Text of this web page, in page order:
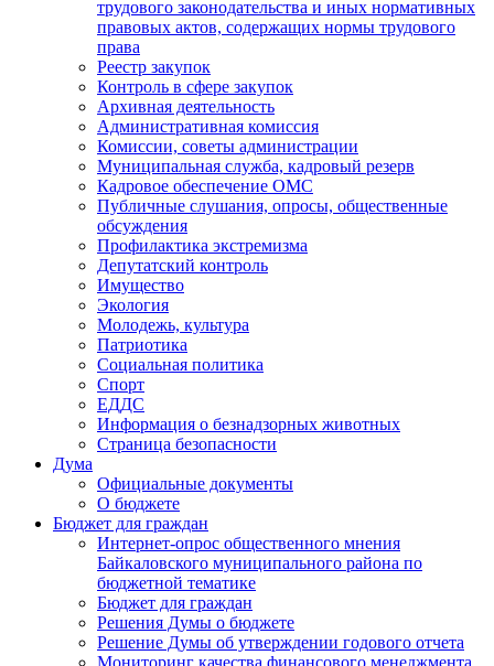
трудового законодательства и иных нормативных
правовых актов, содержащих нормы трудового
права
Реестр закупок
Контроль в сфере закупок
Архивная деятельность
Административная комиссия
Комиссии, советы администрации
Муниципальная служба, кадровый резерв
Кадровое обеспечение ОМС
Публичные слушания, опросы, общественные
обсуждения
Профилактика экстремизма
Депутатский контроль
Имущество
Экология
Молодежь, культура
Патриотика
Социальная политика
Спорт
ЕДДС
Информация о безнадзорных животных
Страница безопасности
Дума
Официальные документы
О бюджете
Бюджет для граждан
Интернет-опрос общественного мнения
Байкаловского муниципального района по
бюджетной тематике
Бюджет для граждан
Решения Думы о бюджете
Решение Думы об утверждении годового отчета
Мониторинг качества финансового менеджмента